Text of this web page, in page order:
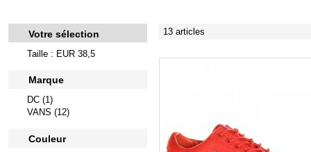
Votre sélection
Taille : EUR 38,5
Marque
DC (1)
VANS (12)
Couleur
13 articles